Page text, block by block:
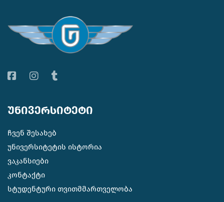
უნივერსიტეტი
ჩვენ შესახებ
უნივერსიტეტის ისტორია
ვაკანსიები
კონტაქტი
სტუდენტური თვითმმართველობა